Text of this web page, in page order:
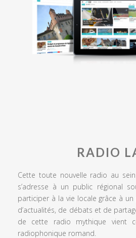
RADIO
Cette toute nouvelle radio au
s’adresse à un public régional
participer à la vie locale grâce à
d’actualités, de débats et de
de cette radio mythique vient
radiophonique romand.